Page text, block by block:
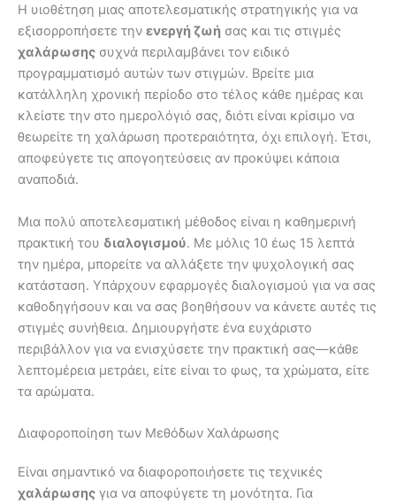
Η υιοθέτηση μιας αποτελεσματικής στρατηγικής για να
εξισορροπήσετε την ενεργή ζωή σας και τις στιγμές
χαλάρωσης συχνά περιλαμβάνει τον ειδικό
προγραμματισμό αυτών των στιγμών. Βρείτε μια
κατάλληλη χρονική περίοδο στο τέλος κάθε ημέρας και
κλείστε την στο ημερολόγιό σας, διότι είναι κρίσιμο να
θεωρείτε τη χαλάρωση προτεραιότητα, όχι επιλογή. Έτσι,
αποφεύγετε τις απογοητεύσεις αν προκύψει κάποια
αναποδιά.
Μια πολύ αποτελεσματική μέθοδος είναι η καθημερινή
πρακτική του διαλογισμού. Με μόλις 10 έως 15 λεπτά
την ημέρα, μπορείτε να αλλάξετε την ψυχολογική σας
κατάσταση. Υπάρχουν εφαρμογές διαλογισμού για να σας
καθοδηγήσουν και να σας βοηθήσουν να κάνετε αυτές τις
στιγμές συνήθεια. Δημιουργήστε ένα ευχάριστο
περιβάλλον για να ενισχύσετε την πρακτική σας—κάθε
λεπτομέρεια μετράει, είτε είναι το φως, τα χρώματα, είτε
τα αρώματα.
Διαφοροποίηση των Μεθόδων Χαλάρωσης
Είναι σημαντικό να διαφοροποιήσετε τις τεχνικές
χαλάρωσης για να αποφύγετε τη μονότητα. Για